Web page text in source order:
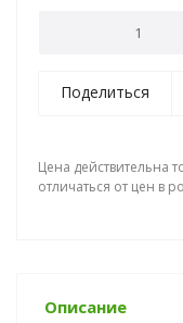
Поделиться
Цена действительна
отличаться от цен в
Описание